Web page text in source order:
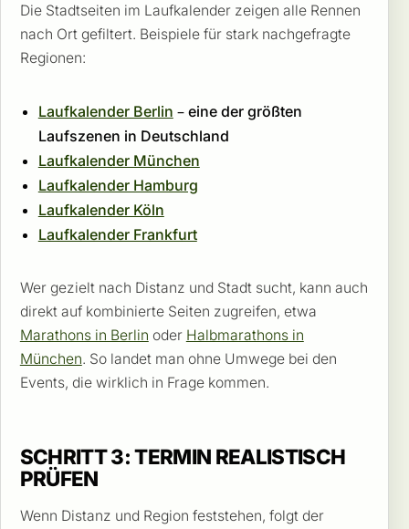
Die Stadtseiten im Laufkalender zeigen alle Rennen
nach Ort gefiltert. Beispiele für stark nachgefragte
Regionen:
Laufkalender Berlin – eine der größten
Laufszenen in Deutschland
Laufkalender München
Laufkalender Hamburg
Laufkalender Köln
Laufkalender Frankfurt
Wer gezielt nach Distanz und Stadt sucht, kann auch
direkt auf kombinierte Seiten zugreifen, etwa
Marathons in Berlin oder Halbmarathons in
München. So landet man ohne Umwege bei den
Events, die wirklich in Frage kommen.
SCHRITT 3: TERMIN REALISTISCH
PRÜFEN
Wenn Distanz und Region feststehen, folgt der